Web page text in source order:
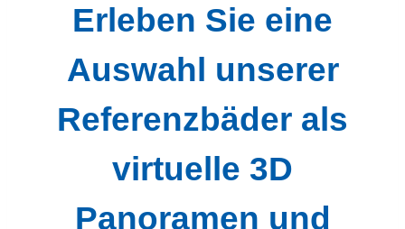
Erleben Sie eine
Auswahl unserer
Referenzbäder als
virtuelle 3D
Panoramen und